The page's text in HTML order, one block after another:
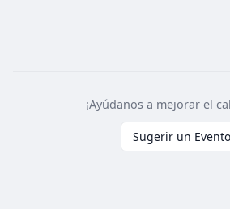
¡Ayúdanos a mejorar el
Sugerir un Evento